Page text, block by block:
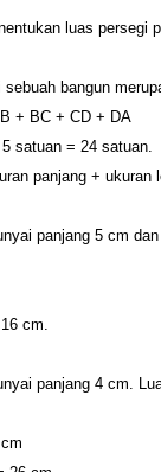
luas persegi
bangun
+ BC + CD + DA
satuan = 24 satuan.
panjang + ukuran
panjang 5 cm
cm.
panjang 4 cm.